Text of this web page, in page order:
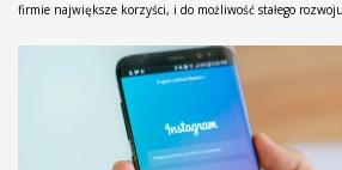
firmie największe korzyści, i do możliwość stałego